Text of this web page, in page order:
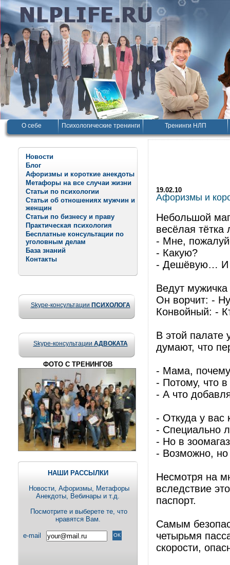
О себе Психологические тренинги Тренинги НЛП
Новости
Блог
Афоризмы и короткие анекдоты
Метафоры на все случаи жизни
Статьи по психологии
Статьи об отношениях мужчин и
женщин
Статьи по бизнесу и праву
Практическая психология
Бесплатные консультации по
уголовным делам
База знаний
Контакты
Skype-консультации ПСИХОЛОГА
Skype-консультации АДВОКАТА
ФОТО С ТРЕНИНГОВ
НАШИ РАССЫЛКИ
Новости, Aфоризмы, Метафоры
Анекдоты, Вебинары и т.д.
Посмотрите и выберете те, что
нравятся Вам.
e-mail
19.02.10
Афоризмы и
Небольшой
весёлая тётка
- Мне,
- Какую?
- Дешёвую… И
Ведут
Он ворчит: -
Конвойный: -
В этой палате
думают, что
- Мама, почему
- Потому, что
- А что
- Откуда у вас
- Специально
- Но в
- Возможно, но
Несмотря на
вследствие
паспорт.
Самым
четырьмя
скорости,